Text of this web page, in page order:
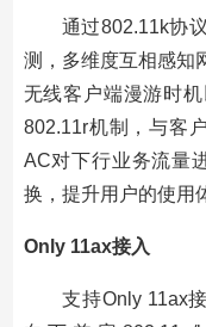
通过802.11k协
测，多维度互相感知
无线客户端漫游时
802.11r机制，与客
AC对下行业务流量
换，提升用户的使用
Only 11ax接入
支持Only 11ax